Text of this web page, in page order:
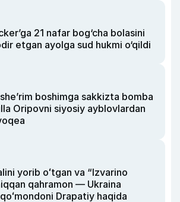
21 nafar bog‘cha bolasini
etgan ayolga sud hukmi o‘qildi
boshimga sakkizta bomba
Oripovni siyosiy ayblovlardan
yorib oʻtgan va “Izvarino
qahramon — Ukraina
Drapatiy haqida